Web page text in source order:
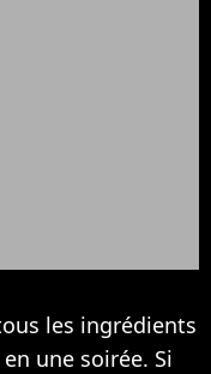
les ingrédients
une soirée. Si